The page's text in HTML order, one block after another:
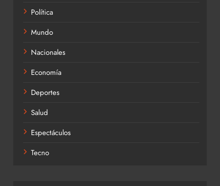
Política
Mundo
Nacionales
Economía
Deportes
Salud
Espectáculos
Tecno